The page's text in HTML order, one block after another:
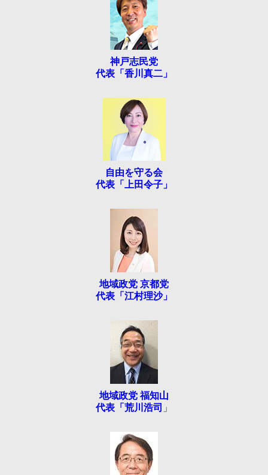
神戸志民党
代表「香川真二」
自由を守る会
代表「上田令子」
地域政党 京都党
代表「江村理沙」
地域政党 福知山
代表「荒川浩司 」